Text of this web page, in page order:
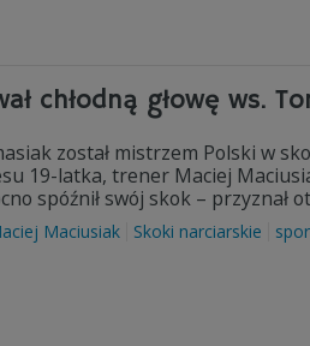
chłodną głowę ws.
został mistrzem Polski w
19-latka, trener Maciej
spóźnił swój skok – przyznał
Maciusiak Skoki narciarskie